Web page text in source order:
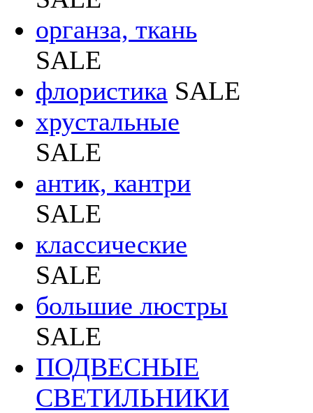
органза, ткань
SALE
флористика SALE
хрустальные
SALE
антик, кантри
SALE
классические
SALE
большие люстры
SALE
ПОДВЕСНЫЕ
СВЕТИЛЬНИКИ